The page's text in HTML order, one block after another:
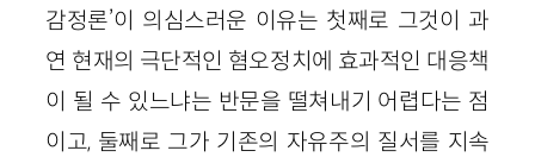
감정론’이 의심스러운 이유는 첫째로 그것이 과
연 현재의 극단적인 혐오정치에 효과적인 대응책
이 될 수 있느냐는 반문을 떨쳐내기 어렵다는 점
이고, 둘째로 그가 기존의 자유주의 질서를 지속